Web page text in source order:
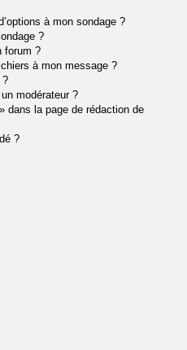
à mon sondage ?
?
forum ?
à mon message ?
?
modérateur ?
dans la page de rédaction de
?